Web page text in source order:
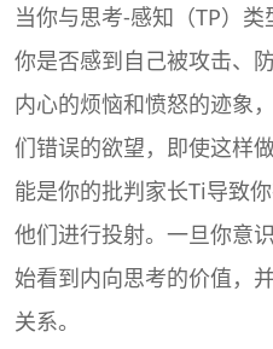
当你与思考-感知（TP）
你是否感到自己被攻击、
内心的烦恼和愤怒的迹象
们错误的欲望，即使这样
能是你的批判家长Ti导致
他们进行投射。一旦你意
始看到内向思考的价值，
关系。